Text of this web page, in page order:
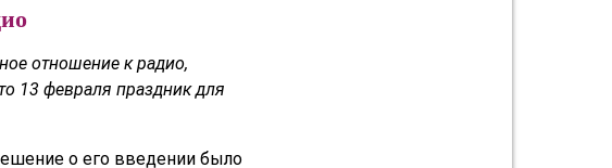
отношение к радио,
13 февраля праздник для
о его введении было